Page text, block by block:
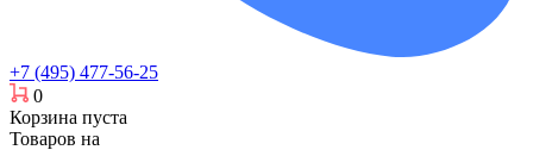
+7 (495) 477-56-25
0
Корзина пуста
Товаров на